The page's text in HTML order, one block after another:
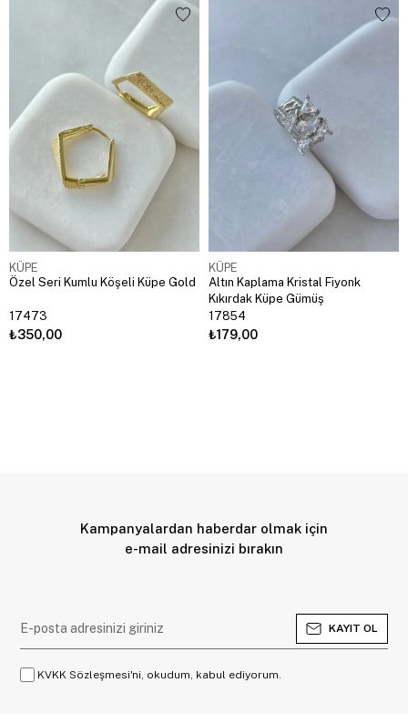
KÜPE
Özel Seri Kumlu Köşeli Küpe Gold
17473
₺350,00
KÜPE
Altın Kaplama Kristal Fiyonk
Kıkırdak Küpe Gümüş
17854
₺179,00
Kampanyalardan haberdar olmak için
e-mail adresinizi bırakın
KAYIT OL
KVKK Sözleşmesi'ni, okudum, kabul ediyorum.